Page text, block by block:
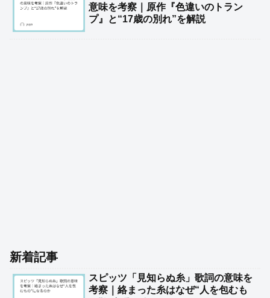
意味を考察｜原作『色違いのトラン
プ』と“17歳の別れ”を解説
新着記事
スピッツ「見知らぬ糸」歌詞の意味を
考察｜絡まった糸はなぜ“人を包むも